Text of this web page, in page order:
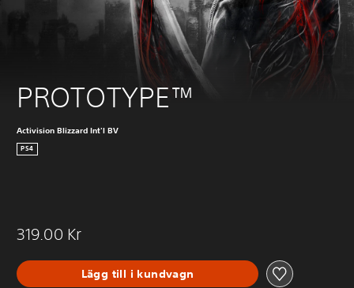
PROTOTYPE™
Activision Blizzard Int'l BV
PS4
319.00 Kr
Lägg till i kundvagn